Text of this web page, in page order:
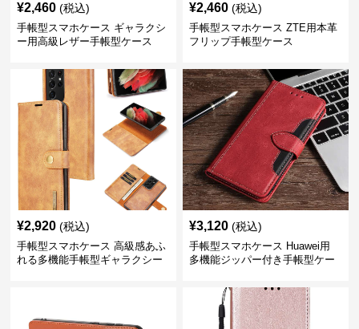
¥2,460 (税込)
手帳型スマホケース ギャラクシ
ー用高級レザー手帳型ケース
¥2,460 (税込)
手帳型スマホケース ZTE用本革
フリップ手帳型ケース
¥2,920 (税込)
手帳型スマホケース 高級感あふ
れる多機能手帳型ギャラクシー
¥3,120 (税込)
手帳型スマホケース Huawei用
多機能ジッパー付き手帳型ケー